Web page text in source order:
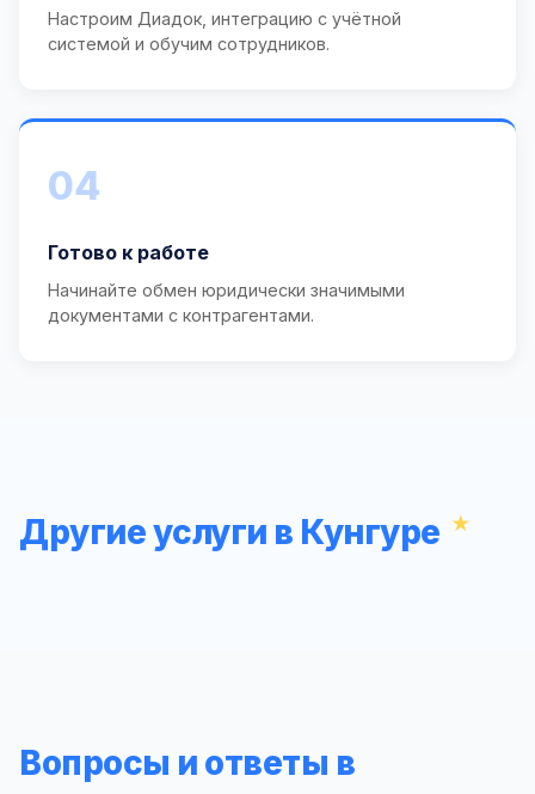
Настроим Диадок, интеграцию с учётной
системой и обучим сотрудников.
04
Готово к работе
Начинайте обмен юридически значимыми
документами с контрагентами.
Другие услуги в Кунгуре
Вопросы и ответы в